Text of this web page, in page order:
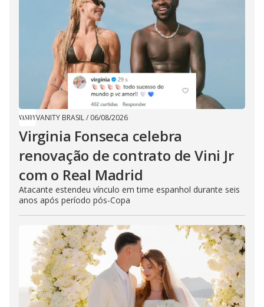
VANITY BRASIL/ 06/08/2026
Virginia Fonseca celebra
renovação de contrato de Vini Jr
com o Real Madrid
Atacante estendeu vínculo em time espanhol durante seis
anos após período pós-Copa